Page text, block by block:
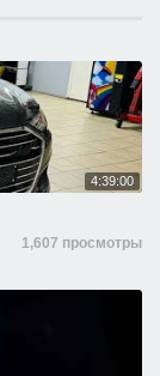
4:39:00
1,607 просмотры